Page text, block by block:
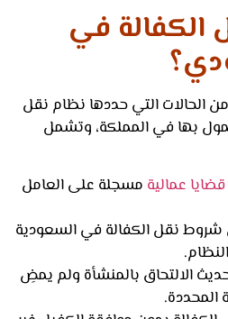
في
التي حددها نظام نقل
بها في المملكة، وتشمل
عماليةمسجلة على العامل
نقل الكفالة في السعودية
بالمنشأة ولم يمضِ